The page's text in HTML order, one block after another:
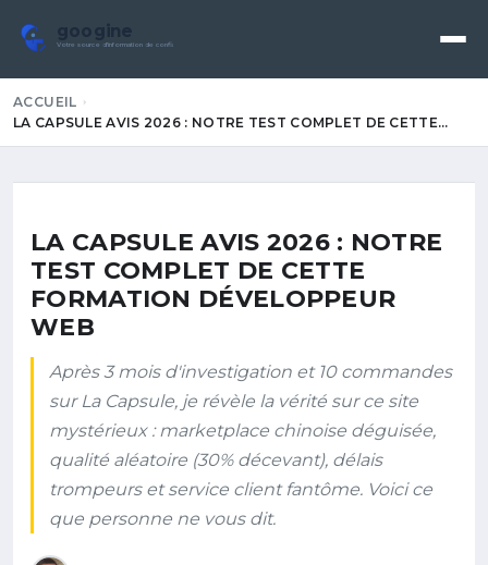
googine
Votre source d'information de confiance
ACCUEIL
LA CAPSULE AVIS 2026 : NOTRE TEST COMPLET DE CETTE…
LA CAPSULE AVIS 2026 : NOTRE
TEST COMPLET DE CETTE
FORMATION DÉVELOPPEUR
WEB
Après 3 mois d'investigation et 10 commandes
sur La Capsule, je révèle la vérité sur ce site
mystérieux : marketplace chinoise déguisée,
qualité aléatoire (30% décevant), délais
trompeurs et service client fantôme. Voici ce
que personne ne vous dit.